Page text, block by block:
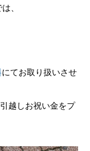
、
にてお取り扱いさせ
越しお祝い金をプ